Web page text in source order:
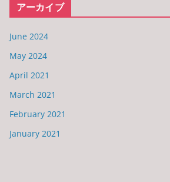
アーカイブ
June 2024
May 2024
April 2021
March 2021
February 2021
January 2021